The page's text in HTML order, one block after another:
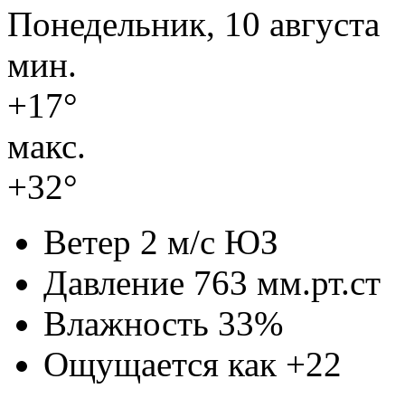
Понедельник, 10 августа
мин.
+17°
макс.
+32°
Ветер 2 м/с ЮЗ
Давление 763 мм.рт.ст
Влажность 33%
Ощущается как +22